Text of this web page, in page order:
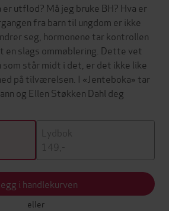
er utflod? Må jeg bruke BH? Hva er
fra barn til ungdom er ikke
seg, hormonene tar kontrollen
en slags ommøblering. Dette vet
som står midt i det, er det ikke like
på tilværelsen. I «Jenteboka» tar
og Ellen Støkken Dahl deg
Lydbok
149,-
i handlekurven
eller